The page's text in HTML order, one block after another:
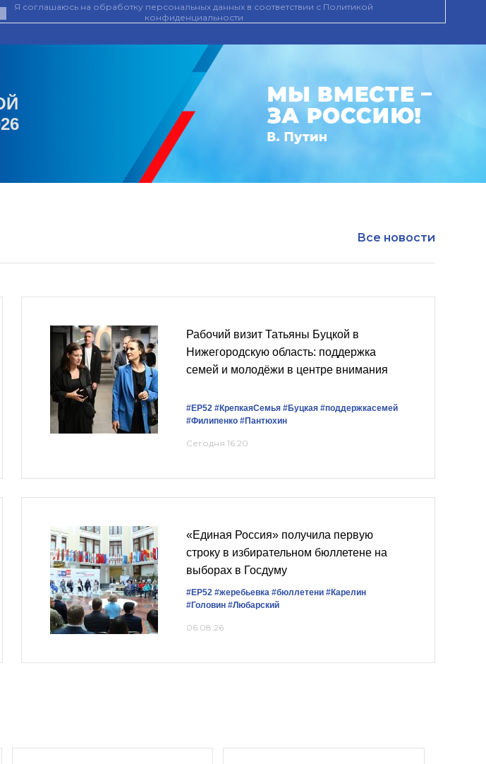
Я соглашаюсь на обработку персональных данных в соответствии с Политикой
конфиденциальности
Все новости
Рабочий визит Татьяны Буцкой в
Нижегородскую область: поддержка
семей и молодёжи в центре внимания
#ЕР52 #КрепкаяСемья #Буцкая #поддержкасемей
#Филипенко #Пантюхин
Сегодня 16:20
«Единая Россия» получила первую
строку в избирательном бюллетене на
выборах в Госдуму
#ЕР52 #жеребьевка #бюллетени #Карелин
#Головин #Любарский
06.08.26